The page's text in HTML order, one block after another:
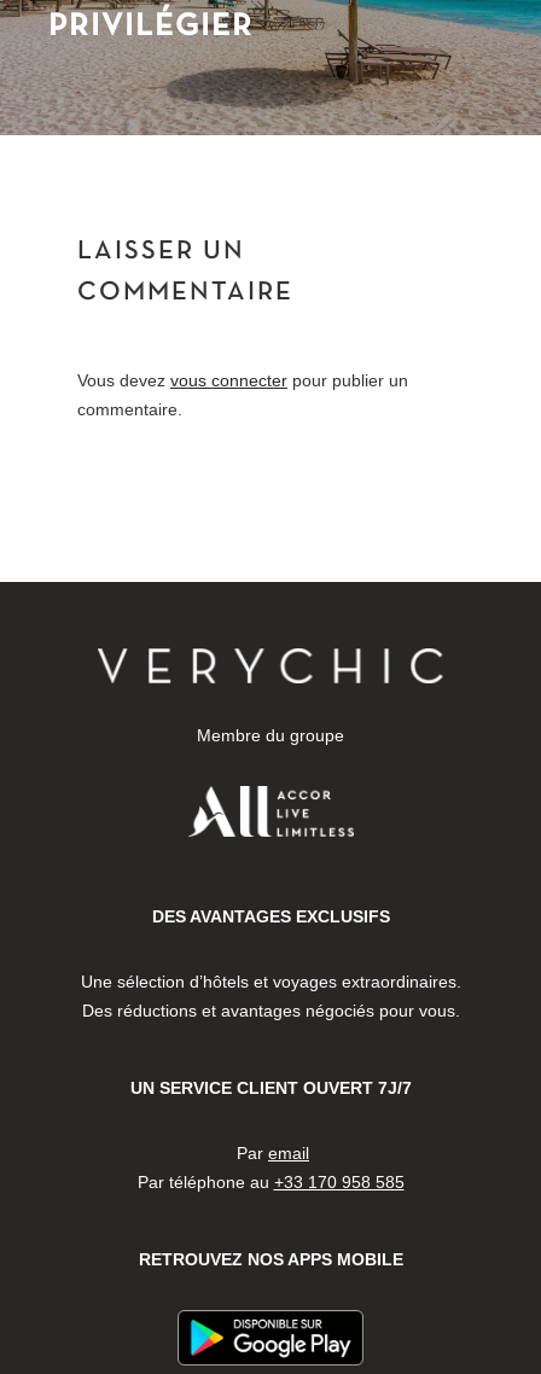
PRIVILÉGIER
LAISSER UN
COMMENTAIRE
Vous devez vous connecter pour publier un
commentaire.
Membre du groupe
DES AVANTAGES EXCLUSIFS
Une sélection d’hôtels et voyages extraordinaires.
Des réductions et avantages négociés pour vous.
UN SERVICE CLIENT OUVERT 7J/7
Par email
Par téléphone au +33 170 958 585
RETROUVEZ NOS APPS MOBILE